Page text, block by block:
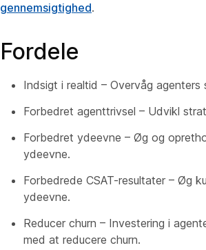
gennemsigtighed.
Fordele
Indsigt i realtid – Overvåg
Forbedret agenttrivsel – Udvikl
Forbedret ydeevne – Øg og
ydeevne.
Forbedrede CSAT-resultater – Øg
ydeevne.
Reducer churn – Investering i
med at reducere churn.